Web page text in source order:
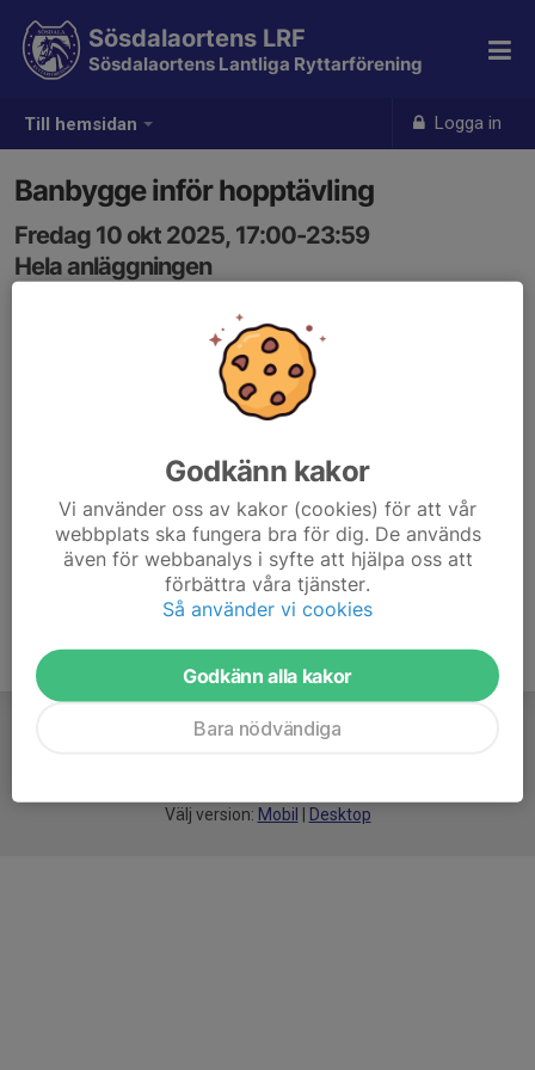
Till hemsidan Logga in
Sösdalaortens LRF
Sösdalaortens Lantliga Ryttarförening
Banbygge inför hopptävling
Fredag 10 okt 2025, 17:00-23:59
Hela anläggningen
Välj version: Mobil Desktop
Godkänn kakor
Vi använder oss av kakor (cookies) för att vår
webbplats ska fungera bra för dig. De används
även för webbanalys i syfte att hjälpa oss att
förbättra våra tjänster.
Så använder vi cookies
Godkänn alla kakor
Bara nödvändiga